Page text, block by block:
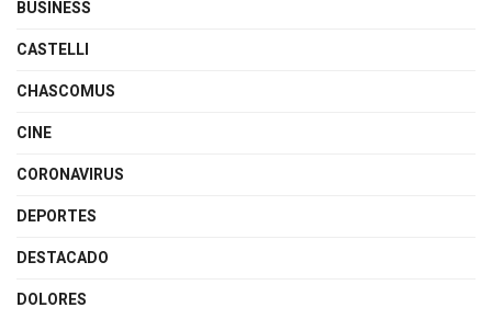
BUSINESS
CASTELLI
CHASCOMUS
CINE
CORONAVIRUS
DEPORTES
DESTACADO
DOLORES